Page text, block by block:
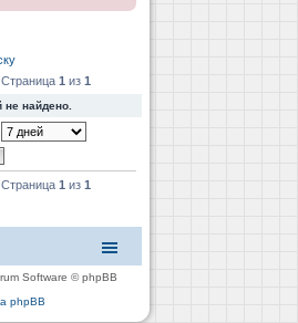
Страница1 из1
найдено.
Страница1 из1
Software © phpBB
phpBB